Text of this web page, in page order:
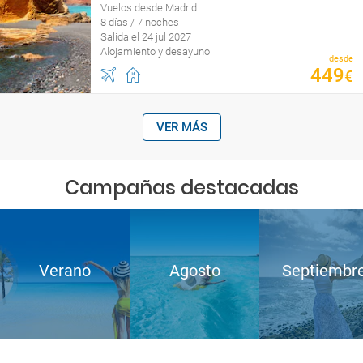
Vuelos desde Madrid
8 días / 7 noches
Salida el 24 jul 2027
Alojamiento y desayuno
desde
449€
VER MÁS
Campañas destacadas
Verano Agosto